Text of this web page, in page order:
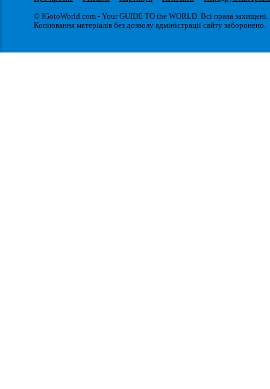
© IGotoWorld.com - Your GUIDE TO the WORLD. Всі права захищені.
Копіювання матеріалів без дозволу адміністрації сайту заборонено.